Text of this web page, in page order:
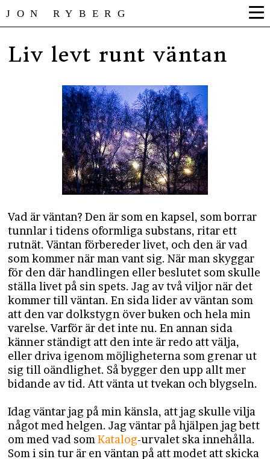
JON RYBERG
Liv levt runt väntan
Vad är väntan? Den är som en kapsel, som borrar
tunnlar i tidens oformliga substans, ritar ett
rutnät. Väntan förbereder livet, och den är vad
som kommer när man vant sig. När man skyggar
för den där handlingen eller beslutet som skulle
ställa livet på sin spets. Jag av två viljor när det
kommer till väntan. En sida lider av väntan som
att den var dolkstygn över buken och hela min
varelse. Varför är det inte nu. En annan sida
känner ständigt att den inte är redo att välja,
eller driva igenom möjligheterna som grenar ut
sig till oändlighet. Så bygger den upp allt mer
bidande av tid. Att vänta ut tvekan och blygseln.
Idag väntar jag på min känsla, att jag skulle vilja
något med helgen. Jag väntar på hjälpen jag bett
om med vad somKatalog-urvalet ska innehålla.
Som i sin tur är en väntan på att modet att skicka